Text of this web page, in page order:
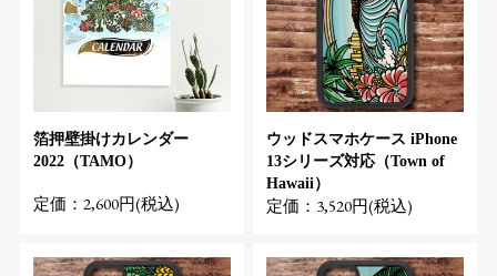
箔押壁掛けカレンダー
2022（TAMO）
定価：2,600円(税込)
ウッドスマホケース iPhone
13シリーズ対応（Town of
Hawaii）
定価：3,520円(税込)